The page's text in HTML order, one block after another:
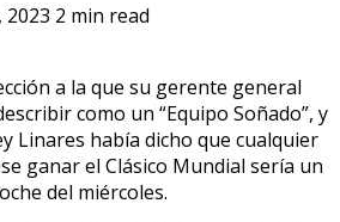
2023 2 min read
a la que su gerente general
como un “Equipo Soñado”, y
Linares había dicho que cualquier
ganar el Clásico Mundial sería un
del miércoles.